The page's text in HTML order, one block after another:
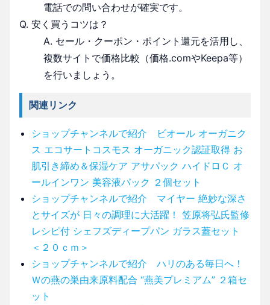
電話での問い合わせが確実です。
Q. 安く買うコツは？
A. セール・クーポン・ポイント還元を活用し、
複数サイトで価格比較（価格.comやKeepa等）
を行いましょう。
関連リンク
ショップチャンネルで紹介 ビオール オーガニク
ス エコサートコスモス オーガニック認証取得 お
肌引き締め＆保湿ケア アサパック ハイドロＣ オ
ールインワン 美容液パック ２個セット
ショップチャンネルで紹介 マイヤー 絶妙な深さ
とサイズが 日々の調理に大活躍！ 笠原将弘氏監修
レシピ付 シェフズディープパン ガラス蓋セット
＜２０ｃｍ＞
ショップチャンネルで紹介 ハリのある毎日へ！
Ｗの燕の巣由来原料配合 “燕美プレミアム” ２箱セ
ット